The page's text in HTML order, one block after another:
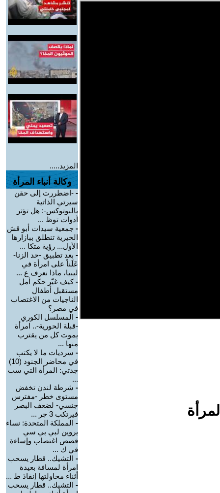
المزيد.....
وكالة أنباء المرأة
- -اضطررت إلى حقن
سيرتي الذاتية
بالبوتوكس-: هل تؤثر
أدوات توظ ...
- جمعية سيدات أبو قش
الخيرية تنطلق ببازارها
الأول... رؤية متكا ...
- بعد تطبيق -حد الزنا-
عَلَناً على امرأة في
ليبيا، ماذا نعرف ع ...
-كيف غيّر حكم أمل
مستقبل أطفال
الناجيات من الاغتصاب
في مصر؟
- المسلسل الكوري
-قبلة الحورية-.. امرأة
يموت كل من يقترب
منها ...
- سرديات ما لا يكتب
في محاضر الجنود (10)
جدتي: المرأة التي سب
...
- شرطة لندن تخفض
مستوى خطر -مفترس
جنسي- لضعف البصر
فيرتكب 3 جر ...
- المملكة المتحدة: نساء
يروين لبي بي سي
قصص اغتصاب وإساءة
في ك ...
- التشيك.. قطار يسحب
امرأة لمسافة بعيدة
أثناء محاولتها إنقاذ ط ...
- التشيك.. قطار يسحب